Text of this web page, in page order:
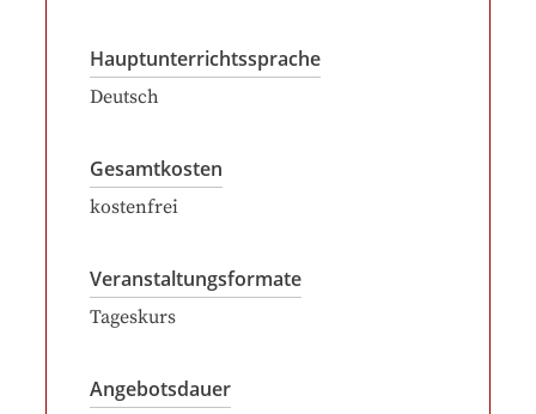
Hauptunterrichtssprache
Deutsch
Gesamtkosten
kostenfrei
Veranstaltungsformate
Tageskurs
Angebotsdauer